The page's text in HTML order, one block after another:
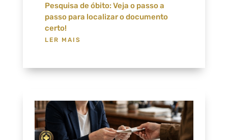
Pesquisa de óbito: Veja o passo a
passo para localizar o documento
certo!
LER MAIS